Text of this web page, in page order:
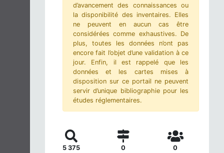
d’avancement des connaissances ou
la disponibilité des inventaires. Elles
ne peuvent en aucun cas être
considérées comme exhaustives. De
plus, toutes les données n’ont pas
encore fait l’objet d’une validation à ce
jour. Enfin, il est rappelé que les
données et les cartes mises à
disposition sur ce portail ne peuvent
servir d’unique bibliographie pour les
études réglementaires.
5 375 0 0